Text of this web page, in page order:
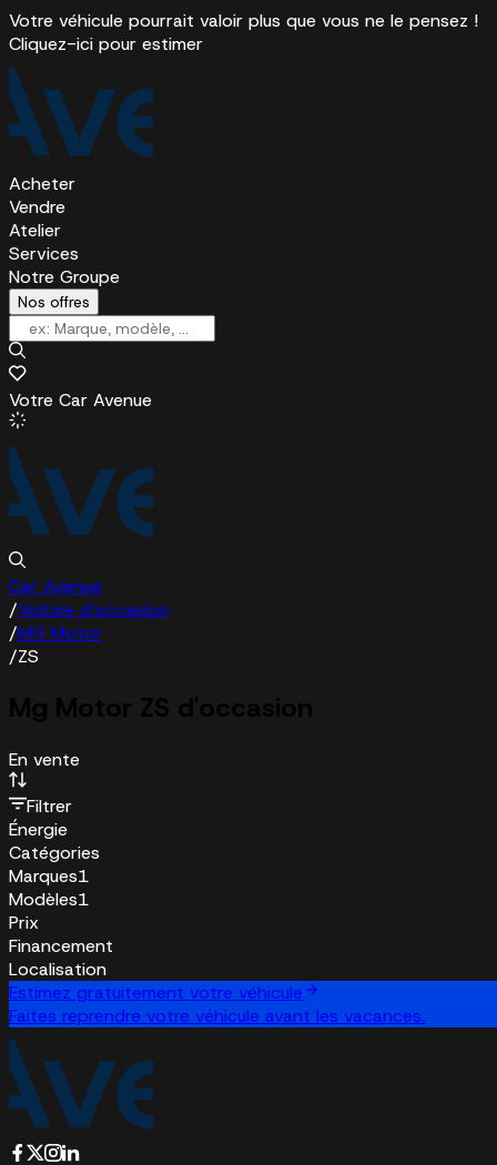
Votre véhicule pourrait valoir plus que vous ne le pensez !
Cliquez-ici pour estimer
Acheter
Vendre
Atelier
Services
Notre Groupe
Nos offres
Votre Car Avenue
Car Avenue
/Voiture d'occasion
/MG Motor
/ZS
En vente
Filtrer
Énergie
Catégories
Marques1
Modèles1
Prix
Financement
Localisation
Estimez gratuitement votre véhicule
Faites reprendre votre véhicule avant les vacances.